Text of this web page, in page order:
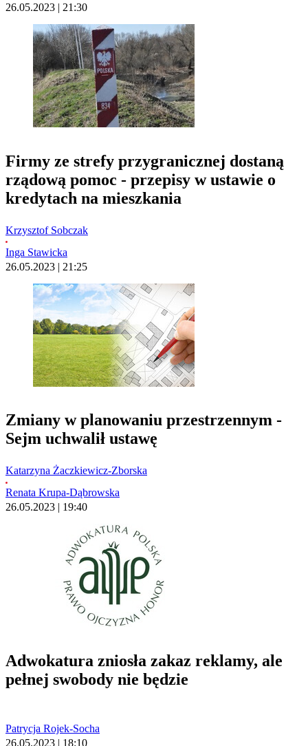
26.05.2023 | 21:30
Firmy ze strefy przygranicznej dostaną
rządową pomoc - przepisy w ustawie o
kredytach na mieszkania
Krzysztof Sobczak
Inga Stawicka
26.05.2023 | 21:25
Zmiany w planowaniu przestrzennym -
Sejm uchwalił ustawę
Katarzyna Żaczkiewicz-Zborska
Renata Krupa-Dąbrowska
26.05.2023 | 19:40
Adwokatura zniosła zakaz reklamy, ale
pełnej swobody nie będzie
Patrycja Rojek-Socha
26.05.2023 | 18:10